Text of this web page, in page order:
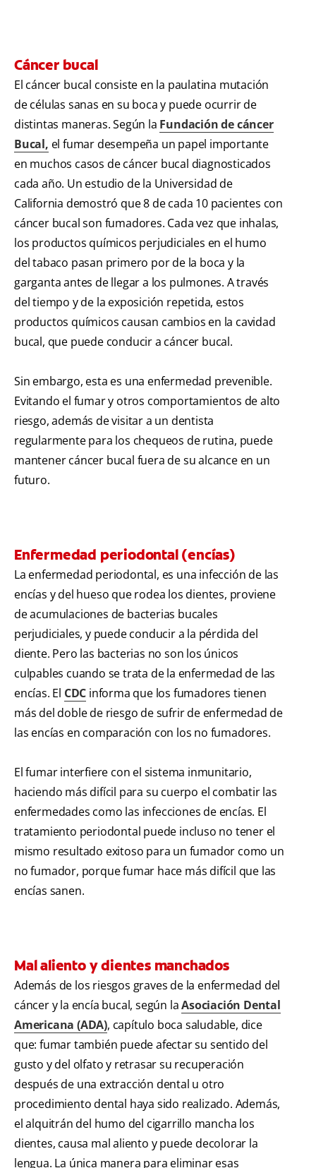
Cáncer bucal
El cáncer bucal consiste en la paulatina mutación
de células sanas en su boca y puede ocurrir de
distintas maneras. Según la Fundación de cáncer
Bucal, el fumar desempeña un papel importante
en muchos casos de cáncer bucal diagnosticados
cada año. Un estudio de la Universidad de
California demostró que 8 de cada 10 pacientes con
cáncer bucal son fumadores. Cada vez que inhalas,
los productos químicos perjudiciales en el humo
del tabaco pasan primero por de la boca y la
garganta antes de llegar a los pulmones. A través
del tiempo y de la exposición repetida, estos
productos químicos causan cambios en la cavidad
bucal, que puede conducir a cáncer bucal.
Sin embargo, esta es una enfermedad prevenible.
Evitando el fumar y otros comportamientos de alto
riesgo, además de visitar a un dentista
regularmente para los chequeos de rutina, puede
mantener cáncer bucal fuera de su alcance en un
futuro.
Enfermedad periodontal (encías)
La enfermedad periodontal, es una infección de las
encías y del hueso que rodea los dientes, proviene
de acumulaciones de bacterias bucales
perjudiciales, y puede conducir a la pérdida del
diente. Pero las bacterias no son los únicos
culpables cuando se trata de la enfermedad de las
encías. El CDC informa que los fumadores tienen
más del doble de riesgo de sufrir de enfermedad de
las encías en comparación con los no fumadores.
El fumar interfiere con el sistema inmunitario,
haciendo más difícil para su cuerpo el combatir las
enfermedades como las infecciones de encías. El
tratamiento periodontal puede incluso no tener el
mismo resultado exitoso para un fumador como un
no fumador, porque fumar hace más difícil que las
encías sanen.
Mal aliento y dientes manchados
Además de los riesgos graves de la enfermedad del
cáncer y la encía bucal, según laAsociación Dental
Americana (ADA), capítulo boca saludable, dice
que: fumar también puede afectar su sentido del
gusto y del olfato y retrasar su recuperación
después de una extracción dental u otro
procedimiento dental haya sido realizado. Además,
el alquitrán del humo del cigarrillo mancha los
dientes, causa mal aliento y puede decolorar la
lengua. La única manera para eliminar esas